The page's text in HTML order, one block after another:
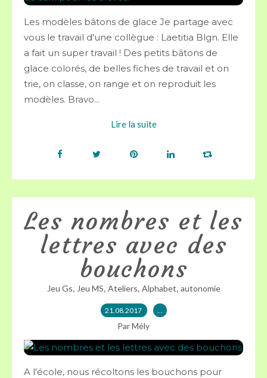
Les modèles bâtons de glace Je partage avec
vous le travail d'une collègue : Laetitia Blgn. Elle
a fait un super travail ! Des petits bâtons de
glace colorés, de belles fiches de travail et on
trie, on classe, on range et on reproduit les
modèles. Bravo...
Lire la suite
Les nombres et les
lettres avec des
bouchons
Jeu Gs, Jeu MS, Ateliers, Alphabet, autonomie
21.08.2017 …
Par Mély
A l'école, nous récoltons les bouchons pour